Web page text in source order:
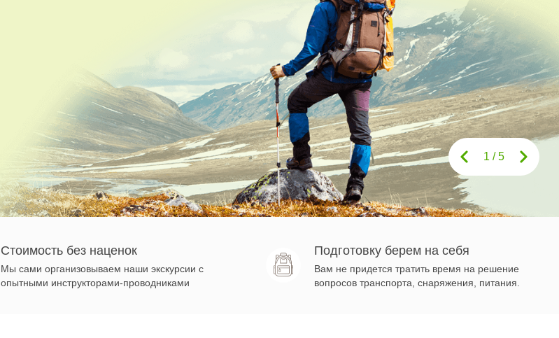
1 /5
Стоимость без наценок
Мы сами организовываем наши экскурсии с
опытными инструкторами-проводниками
Подготовку берем на себя
Вам не придется тратить время на решение
вопросов транспорта, снаряжения, питания.